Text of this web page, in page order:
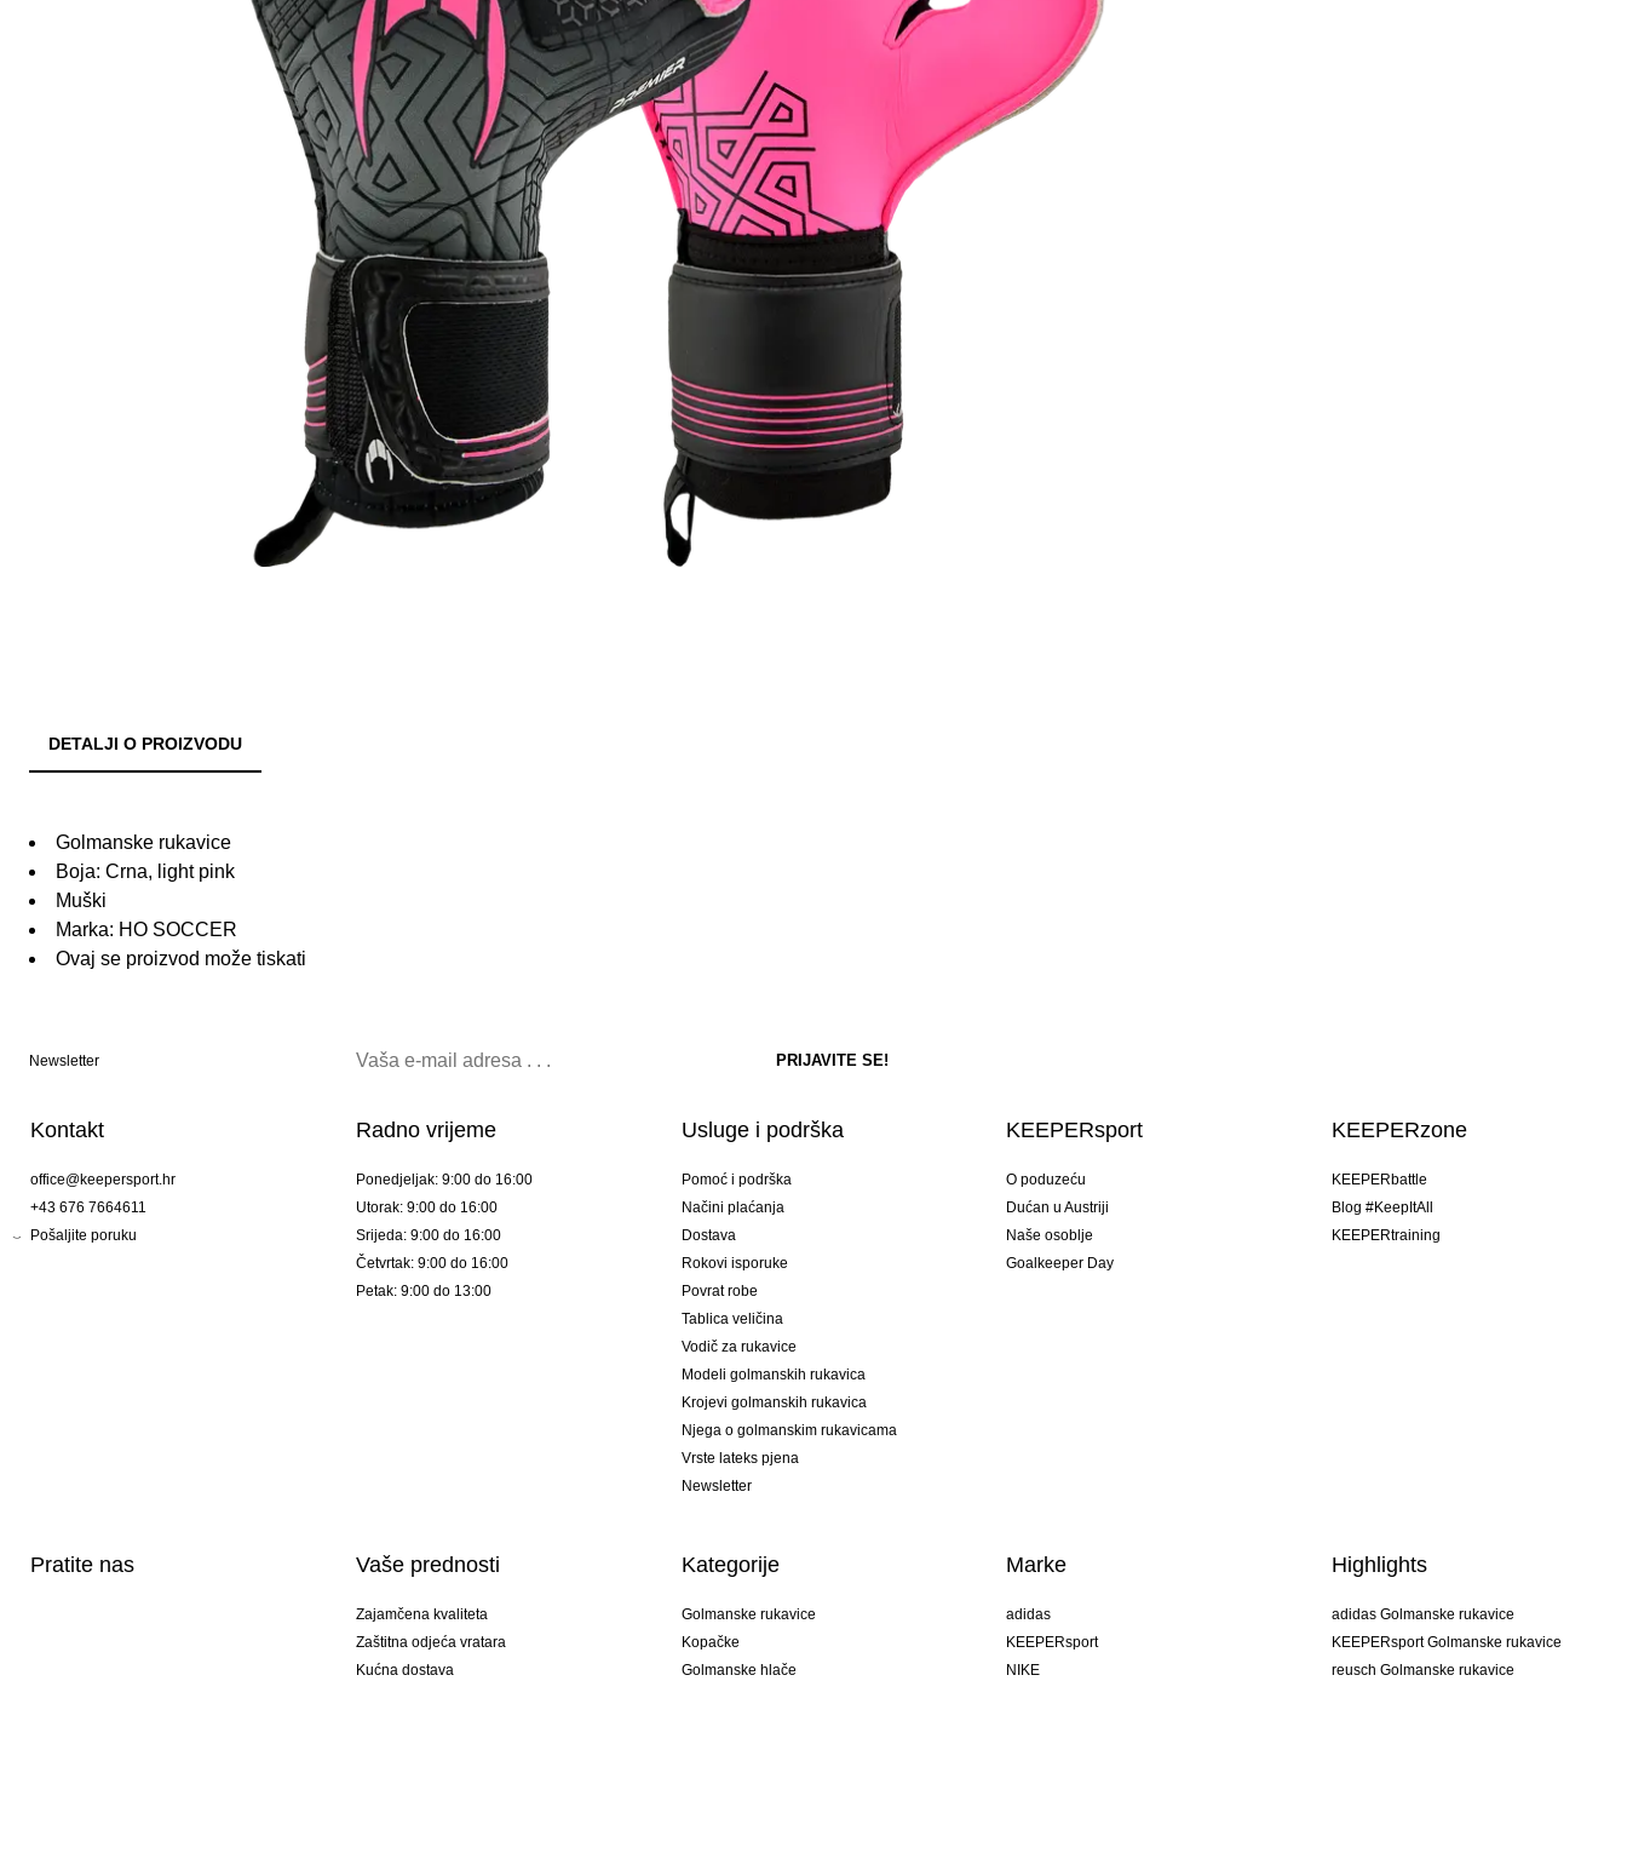
DETALJI O PROIZVODU
Golmanske rukavice
Boja: Crna, light pink
Muški
Marka: HO SOCCER
Ovaj se proizvod može tiskati
Newsletter
Kontakt
office@keepersport.hr
+43 676 7664611
Pošaljite poruku
Radno vrijeme
Ponedjeljak: 9:00 do 16:00
Utorak: 9:00 do 16:00
Srijeda: 9:00 do 16:00
Četvrtak: 9:00 do 16:00
Petak: 9:00 do 13:00
Usluge i podrška
Pomoć i podrška
Načini plaćanja
Dostava
Rokovi isporuke
Povrat robe
Tablica veličina
Vodič za rukavice
Modeli golmanskih rukavica
Krojevi golmanskih rukavica
Njega o golmanskim rukavicama
Vrste lateks pjena
Newsletter
KEEPERsport
O poduzeću
Dućan u Austriji
Naše osoblje
Goalkeeper Day
KEEPERzone
KEEPERbattle
Blog #KeepItAll
KEEPERtraining
Pratite nas Vaše prednosti
Zajamčena kvaliteta
Zaštitna odjeća vratara
Kućna dostava
Kategorije
Golmanske rukavice
Kopačke
Golmanske hlače
Marke
adidas
KEEPERsport
NIKE
Highlights
adidas Golmanske rukavice
KEEPERsport Golmanske rukavice
reusch Golmanske rukavice